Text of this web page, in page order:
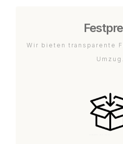
Wir bieten transparente
Umzug.